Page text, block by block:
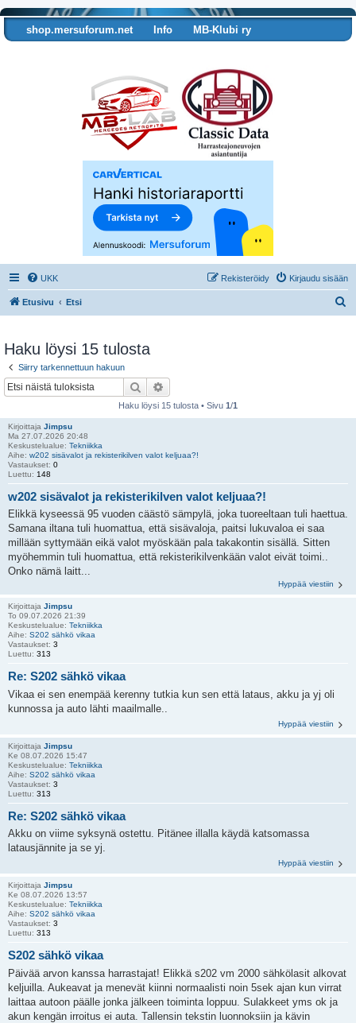
shop.mersuforum.net Info
MB-Klubi ry
UKK Kirjaudu sisään
Rekisteröidy
Etusivu Etsi
Haku löysi 15 tulosta
Siirry tarkennettuun hakuun
Etsi
Haku löysi 15 tulosta • Sivu 1/1
Kirjoittaja Jimpsu
Ma 27.07.2026 20:48
Keskustelualue: Tekniikka
Aihe: w202 sisävalot ja rekisterikilven valot keljuaa?!
Vastaukset: 0
Luettu: 148
w202 sisävalot ja rekisterikilven valot keljuaa?!
Elikkä kyseessä 95 vuoden cäästö sämpylä, joka tuoreeltaan tuli haettua.
Samana iltana tuli huomattua, että sisävaloja, paitsi lukuvaloa ei saa
millään syttymään eikä valot myöskään pala takakontin sisällä. Sitten
myöhemmin tuli huomattua, että rekisterikilvenkään valot eivät toimi..
Onko nämä laitt...
Hyppää viestiin
Kirjoittaja Jimpsu
To 09.07.2026 21:39
Keskustelualue: Tekniikka
Aihe: S202 sähkö vikaa
Vastaukset: 3
Luettu: 313
Re: S202 sähkö vikaa
Vikaa ei sen enempää kerenny tutkia kun sen että lataus, akku ja yj oli
kunnossa ja auto lähti maailmalle..
Hyppää viestiin
Kirjoittaja Jimpsu
Ke 08.07.2026 15:47
Keskustelualue: Tekniikka
Aihe: S202 sähkö vikaa
Vastaukset: 3
Luettu: 313
Re: S202 sähkö vikaa
Akku on viime syksynä ostettu. Pitänee illalla käydä katsomassa
latausjännite ja se yj.
Hyppää viestiin
Kirjoittaja Jimpsu
Ke 08.07.2026 13:57
Keskustelualue: Tekniikka
Aihe: S202 sähkö vikaa
Vastaukset: 3
Luettu: 313
S202 sähkö vikaa
Päivää arvon kanssa harrastajat! Elikkä s202 vm 2000 sähkölasit alkovat
keljuilla. Aukeavat ja menevät kiinni normaalisti noin 5sek ajan kun virrat
laittaa autoon päälle jonka jälkeen toiminta loppuu. Sulakkeet yms ok ja
akun kengän irroitus ei auta. Tallensin tekstin luonnoksiin ja kävin